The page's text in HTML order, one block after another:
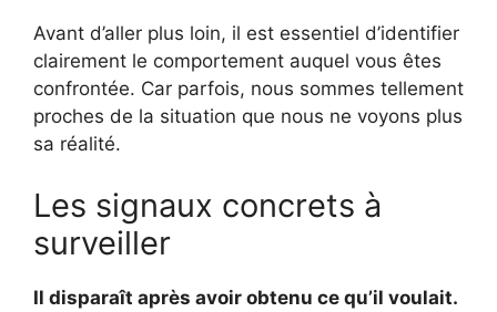
Avant d’aller plus loin, il est essentiel d’identifier
clairement le comportement auquel vous êtes
confrontée. Car parfois, nous sommes tellement
proches de la situation que nous ne voyons plus
sa réalité.
Les signaux concrets à
surveiller
Il disparaît après avoir obtenu ce qu’il voulait.